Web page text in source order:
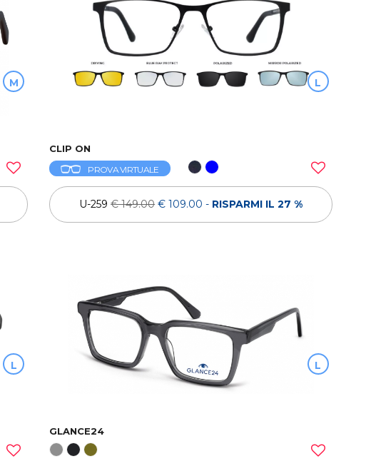
M L
CLIP ON
PROVA VIRTUALE
U-259€ 149.00 € 109.00 - RISPARMI IL 27 %
L L
GLANCE24